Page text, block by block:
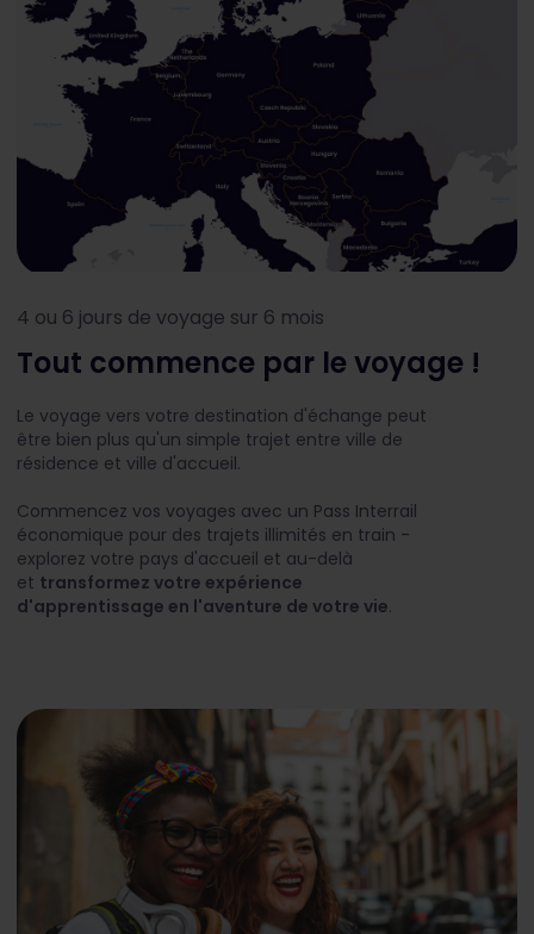
4 ou 6 jours de voyage sur 6 mois
Tout commence par le voyage !
Le voyage vers votre destination d'échange peut
être bien plus qu'un simple trajet entre ville de
résidence et ville d'accueil.
Commencez vos voyages avec un Pass Interrail
économique pour des trajets illimités en train -
explorez votre pays d'accueil et au-delà
et transformez votre expérience
d'apprentissage en l'aventure de votre vie.